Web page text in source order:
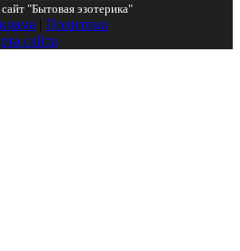
"Бытовая эзотерика"
| Политика
сайта